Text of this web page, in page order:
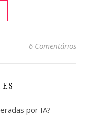
6 Comentários
por IA?